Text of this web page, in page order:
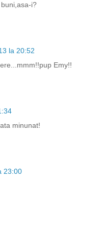
i?
la 20:52
Emy!!
minunat!
23:00